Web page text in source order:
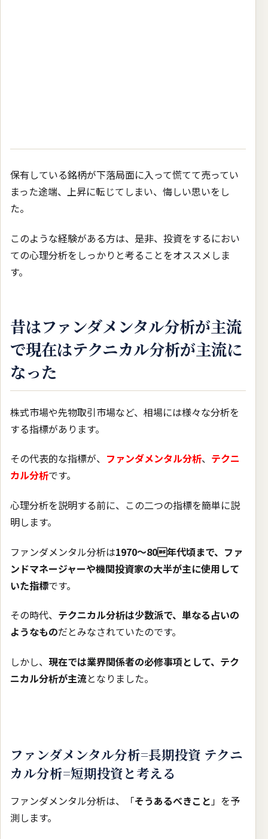
保有している銘柄が下落局面に入って慌てて売ってい
まった途端、上昇に転じてしまい、悔しい思いをし
た。
このような経験がある方は、是非、投資をするにおい
ての心理分析をしっかりと考ることをオススメしま
す。
昔はファンダメンタル分析が主流
で現在はテクニカル分析が主流に
なった
株式市場や先物取引市場など、相場には様々な分析を
する指標があります。
その代表的な指標が、 ファンダメンタル分析、 テクニ
カル分析です。
心理分析を説明する前に、この二つの指標を簡単に説
明します。
ファンダメンタル分析は1970〜80年代頃まで、ファ
ンドマネージャーや機関投資家の大半が主に使用して
いた指標です。
その時代、 テクニカル分析は少数派で、単なる占いの
ようなものだとみなされていたのです。
しかし、 現在では業界関係者の必修事項として、テク
ニカル分析が主流となりました。
ファンダメンタル分析=長期投資 テクニ
カル分析=短期投資と考える
ファンダメンタル分析は、「そうあるべきこと」を予
測します。